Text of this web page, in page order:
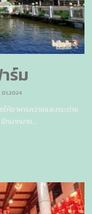
ร์ม
01,2024
ห้อาหารควายและกระต่าย
กมากมาย...